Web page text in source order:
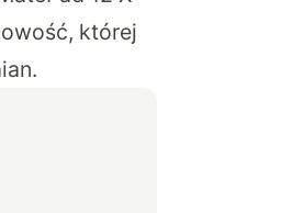
której